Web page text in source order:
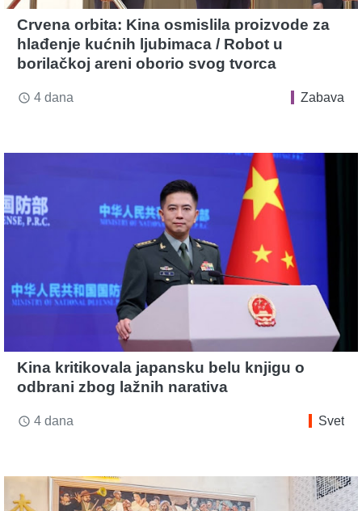
Crvena orbita: Kina osmislila proizvode za
hlađenje kućnih ljubimaca / Robot u
borilačkoj areni oborio svog tvorca
access_time 4 dana Zabava
Kina kritikovala japansku belu knjigu o
odbrani zbog lažnih narativa
access_time 4 dana Svet